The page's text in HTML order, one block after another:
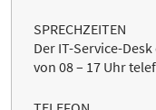
SPRECHZEITEN
Der IT-Service-
von 08 – 17 Uhr